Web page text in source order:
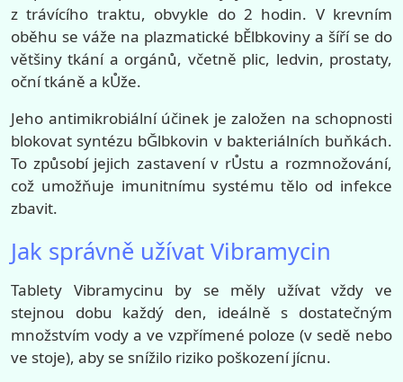
z trávícího traktu, obvykle do 2 hodin. V krevním
oběhu se váže na plazmatické bĚlbkoviny a šíří se do
většiny tkání a orgánů, včetně plic, ledvin, prostaty,
oční tkáně a kŮže.
Jeho antimikrobiální účinek je založen na schopnosti
blokovat syntézu bĞlbkovin v bakteriálních buňkách.
To způsobí jejich zastavení v rŮstu a rozmnožování,
což umožňuje imunitnímu systému tělo od infekce
zbavit.
Jak správně užívat Vibramycin
Tablety Vibramycinu by se měly užívat vždy ve
stejnou dobu každý den, ideálně s dostatečným
množstvím vody a ve vzpřímené poloze (v sedě nebo
ve stoje), aby se snížilo riziko poškození jícnu.